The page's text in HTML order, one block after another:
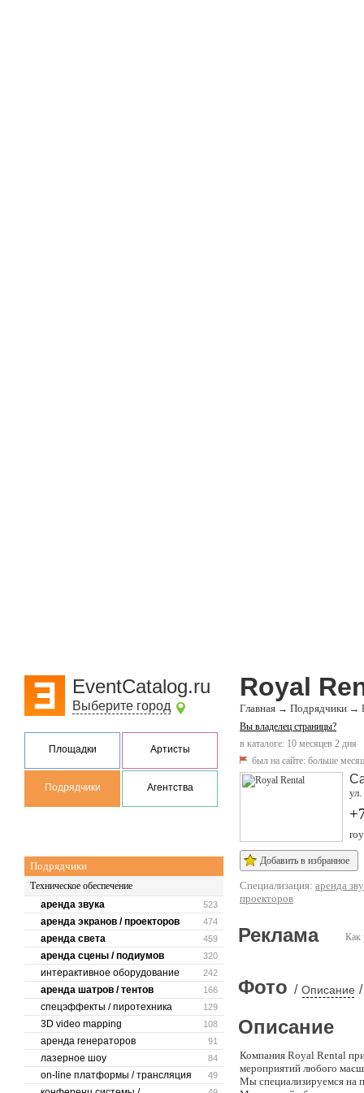
EventCatalog.ru
Выберите город
Площадки Артисты
Подрядчики Агентства
Подрядчики
Техническое обеспечение
523
аренда звука
474
аренда экранов / проекторов
459
аренда света
320
аренда сцены / подиумов
242
интерактивное оборудование
166
аренда шатров / тентов
129
спецэффекты / пиротехника
108
3D video mapping
91
аренда генераторов
84
лазерное шоу
49
on-line платформы / трансляция
Royal
Главная → Подрядчики →
Вы владелец страницы?
в каталоге: 10 месяцев 2 дня
был на сайте: больше
Добавить в избранное
Специализация: аренда
проекторов
Как
Реклама
Фото / Описание /
Описание
Компания Royal Rental
мероприятий любого
Мы специализируемся на